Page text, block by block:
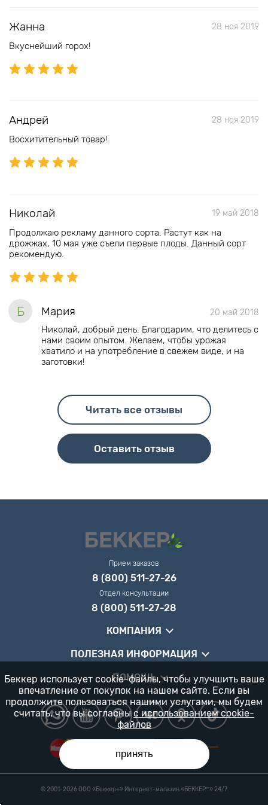
Жанна 28 ноя 2019
Вкуснейший горох!
Андрей 28 ноя 2019
Восхитительный товар!
Николай 19 май 2018
Продолжаю рекламу данного сорта. Растут как на
дрожжах, 10 мая уже съели первые плоды. Данный сорт
рекомендую.
Б Мария 20 май 2018
Николай, добрый день. Благодарим, что делитесь с
нами своим опытом. Желаем, чтобы урожая
хватило и на употребление в свежем виде, и на
заготовки!
Читать все отзывы
Оставить отзыв
Прием заказов
8 (800) 511-27-26
Отдел консультации
8 (800) 511-27-28
КОМПАНИЯ
ПОЛЕЗНАЯ ИНФОРМАЦИЯ
ПОМОЩЬ
© 2001-2026 ООО «Беккер+» Интернет-магазин «БЕККЕР™️» 24/7
Беккер использует cookie-файлы, чтобы улучшить ваше
впечатление от покупок на нашем сайте. Если вы
продолжите пользоваться нашими услугами, мы будем
считать, что вы согласны с использованием cookie-
файлов
принять